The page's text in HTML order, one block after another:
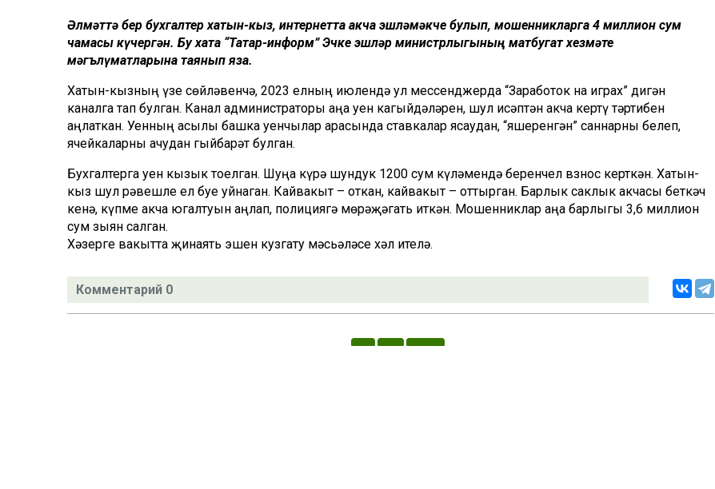
Әлмәттә бер бухгалтер хатын-кыз, интернетта акча эшләмәкче булып, мошенникларга 4 миллион сум
чамасы күчергән. Бу хата “Татар-информ” Эчке эшләр министрлыгының матбугат хезмәте
мәгълүматларына таянып яза.
Хатын-кызның үзе сөйләвенчә, 2023 елның июлендә ул мессенджерда “Заработок на играх” дигән
каналга тап булган. Канал администраторы аңа уен кагыйдәләрен, шул исәптән акча кертү тәртибен
аңлаткан. Уенның асылы башка уенчылар арасында ставкалар ясаудан, “яшеренгән” саннарны белеп,
ячейкаларны ачудан гыйбарәт булган.
Бухгалтерга уен кызык тоелган. Шуңа күрә шундук 1200 сум күләмендә беренчел взнос керткән. Хатын-
кыз шул рәвешле ел буе уйнаган. Кайвакыт – откан, кайвакыт – оттырган. Барлык саклык акчасы беткәч
кенә, күпме акча югалтуын аңлап, полициягә мөрәҗәгать иткән. Мошенниклар аңа барлыгы 3,6 миллион
сум зыян салган.
Хәзерге вакытта җинаять эшен кузгату мәсьәләсе хәл ителә.
Комментарий 0